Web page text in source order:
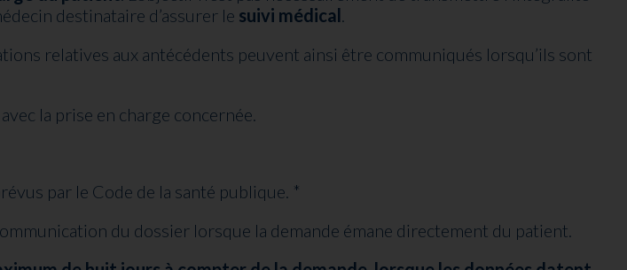
destinataire d’assurer le suivi médical
relatives aux antécédents peuvent ainsi être communiqués lorsqu’ils sont
la prise en charge concernée.
par le Code de la santé publique. *
du dossier lorsque la demande émane directement du patient.